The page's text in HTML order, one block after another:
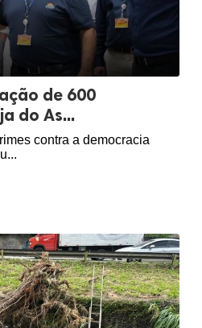
de 600
do As...
contra a democracia